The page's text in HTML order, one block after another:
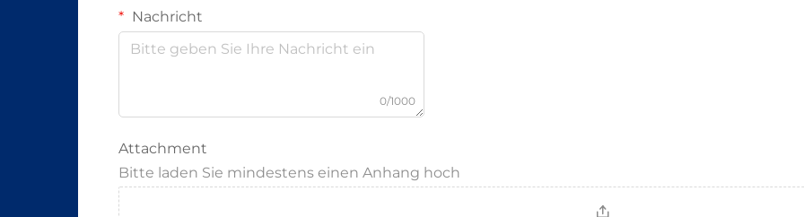
Nachricht
0/1000
Attachment
Bitte laden Sie mindestens einen Anhang hoch